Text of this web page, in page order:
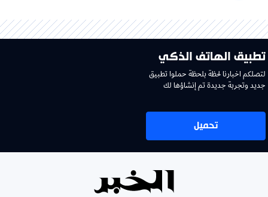
تطبيق الهاتف الذكي
لتصلكم اخبارنا لحظة بلحظة حملوا تطبيق
جديد وتجربة جديدة تم إنشاؤها لك
تحميل